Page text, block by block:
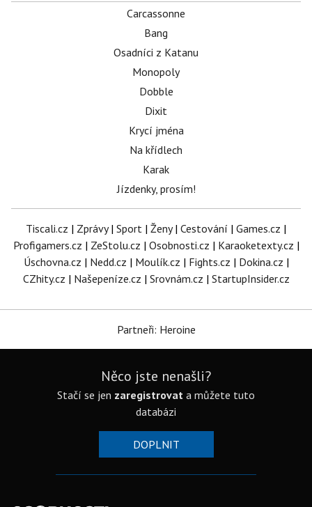
Carcassonne
Bang
Osadníci z Katanu
Monopoly
Dobble
Dixit
Krycí jména
Na křídlech
Karak
Jízdenky, prosím!
Tiscali.cz | Zprávy| Sport | Ženy| Cestování | Games.cz |
Profigamers.cz | ZeStolu.cz | Osobnosti.cz | Karaoketexty.cz |
Úschovna.cz | Nedd.cz | Moulík.cz | Fights.cz | Dokina.cz |
CZhity.cz | Našepeníze.cz | Srovnám.cz | StartupInsider.cz
Partneři: Heroine
Něco jste nenašli?
Stačí se jen zaregistrovat a můžete tuto
databázi
DOPLNIT